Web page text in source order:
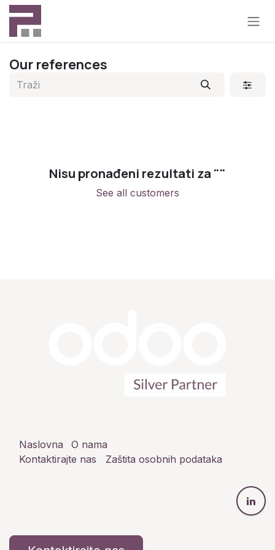
Preskoči na sadržaj
Our references
Nisu pronađeni rezultati za ""
See all customers
Naslovna
O nama
Kontaktirajte nas
Zaštita osobnih podataka